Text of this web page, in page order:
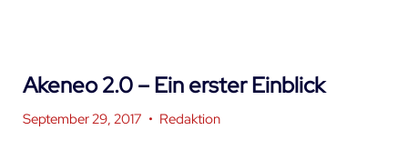
Akeneo 2.0 – Ein erster Einblick
September 29, 2017 • Redaktion